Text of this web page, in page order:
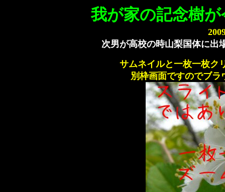
我が家の記念樹
次男が高校の時山梨国体に出
サムネイルと一枚一枚ク
別枠画面ですのでブ